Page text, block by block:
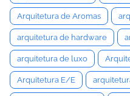
Arquitetura de Aromas
arquitetura de hardware
arquitetura de luxo
Arquitetura E/E